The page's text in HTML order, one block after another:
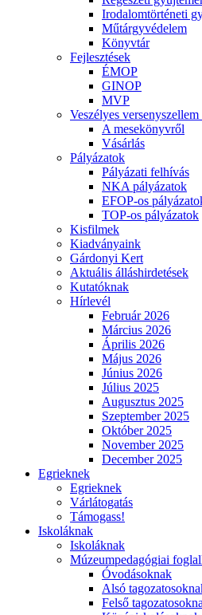
Irodalomtörténeti
Műtárgyvédelem
Könyvtár
Fejlesztések
ÉMOP
GINOP
MVP
Veszélyes
A mesekönyvről
Vásárlás
Pályázatok
Pályázati felhívás
NKA pályázatok
EFOP-os
TOP-os pályázatok
Kisfilmek
Kiadványaink
Gárdonyi Kert
Aktuális álláshirdetések
Kutatóknak
Hírlevél
Február 2026
Március 2026
Április 2026
Május 2026
Június 2026
Július 2025
Augusztus 2025
Szeptember 2025
Október 2025
November 2025
December 2025
Egrieknek
Egrieknek
Várlátogatás
Támogass!
Iskoláknak
Iskoláknak
Múzeumpedagógiai
Óvodásoknak
Alsó
Felső